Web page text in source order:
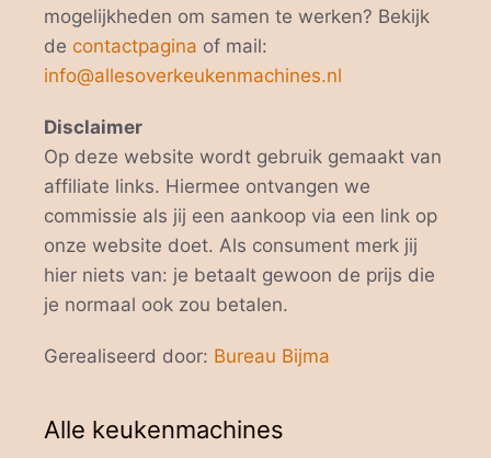
mogelijkheden om samen te werken? Bekijk
de contactpagina of mail:
info@allesoverkeukenmachines.nl
Disclaimer
Op deze website wordt gebruik gemaakt van
affiliate links. Hiermee ontvangen we
commissie als jij een aankoop via een link op
onze website doet. Als consument merk jij
hier niets van: je betaalt gewoon de prijs die
je normaal ook zou betalen.
Gerealiseerd door: Bureau Bijma
Alle keukenmachines